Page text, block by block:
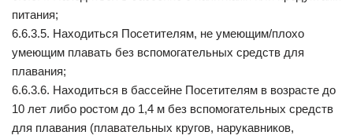
питания;
6.6.3.5. Находиться Посетителям, не умеющим/плохо
умеющим плавать без вспомогательных средств для
плавания;
6.6.3.6. Находиться в бассейне Посетителям в возрасте до
10 лет либо ростом до 1,4 м без вспомогательных средств
для плавания (плавательных кругов, нарукавников,